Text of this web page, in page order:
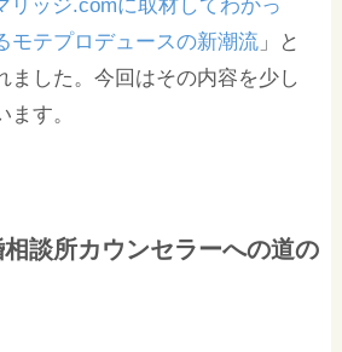
リッジ.comに取材してわかっ
モテプロデュースの新潮流 」と
ました。今回はその内容を少し
す。
談所カウンセラーへの道の